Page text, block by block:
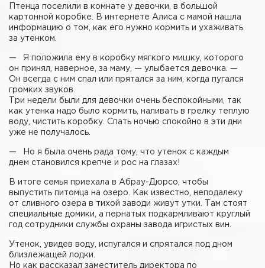
Птенца поселили в комнате у девочки, в большой
картонной коробке. В интернете Алиса с мамой нашла
информацию о том, как его нужно кормить и ухаживать
за утенком.
— Я положила ему в коробку мягкого мишку, которого
он принял, наверное, за маму, — улыбается девочка. —
Он всегда с ним спал или прятался за ним, когда пугался
громких звуков.
Три недели были для девочки очень беспокойными, так
как утенка надо было кормить, наливать в грелку теплую
воду, чистить коробку. Спать ночью спокойно в эти дни
уже не получалось.
— Но я была очень рада тому, что утенок с каждым
днем становился крепче и рос на глазах!
В итоге семья приехала в Абрау-Дюрсо, чтобы
выпустить питомца на озеро. Как известно, неподалеку
от сливного озера в тихой заводи живут утки. Там стоят
специальные домики, а пернатых подкармливают круглый
год сотрудники службы охраны завода игристых вин.
Утенок, увидев воду, испугался и спрятался под дном
близлежащей лодки.
Но как рассказал заместитель директора по